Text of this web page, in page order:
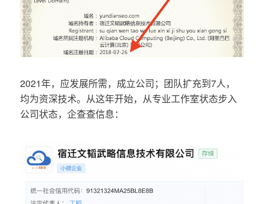
2021年，应发展所需，成立公司；团队扩充到7人，
均为资深技术。从这年开始，从专业工作室状态步入
公司状态，企查查信息：